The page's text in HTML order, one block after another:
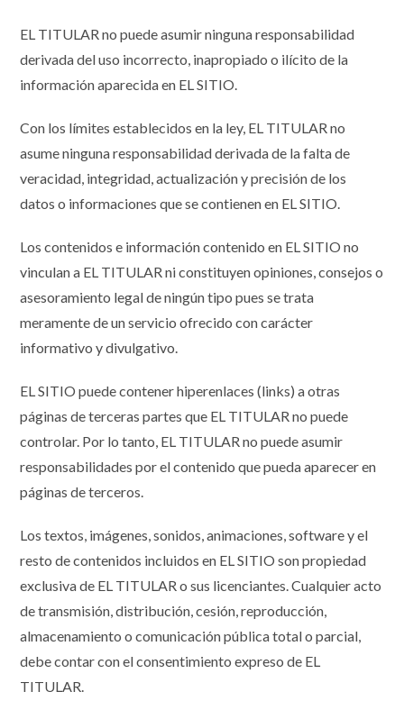
EL TITULAR no puede asumir ninguna responsabilidad
derivada del uso incorrecto, inapropiado o ilícito de la
información aparecida en EL SITIO.
Con los límites establecidos en la ley, EL TITULAR no
asume ninguna responsabilidad derivada de la falta de
veracidad, integridad, actualización y precisión de los
datos o informaciones que se contienen en EL SITIO.
Los contenidos e información contenido en EL SITIO no
vinculan a EL TITULAR ni constituyen opiniones, consejos o
asesoramiento legal de ningún tipo pues se trata
meramente de un servicio ofrecido con carácter
informativo y divulgativo.
EL SITIO puede contener hiperenlaces (links) a otras
páginas de terceras partes que EL TITULAR no puede
controlar. Por lo tanto, EL TITULAR no puede asumir
responsabilidades por el contenido que pueda aparecer en
páginas de terceros.
Los textos, imágenes, sonidos, animaciones, software y el
resto de contenidos incluidos en EL SITIO son propiedad
exclusiva de EL TITULAR o sus licenciantes. Cualquier acto
de transmisión, distribución, cesión, reproducción,
almacenamiento o comunicación pública total o parcial,
debe contar con el consentimiento expreso de EL
TITULAR.